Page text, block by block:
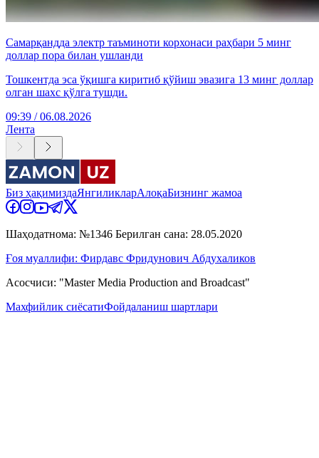
Самарқандда электр таъминоти корхонаси раҳбари 5 минг
доллар пора билан ушланди
Тошкентда эса ўқишга киритиб қўйиш эвазига 13 минг доллар
олган шахс қўлга тушди.
09:39 / 06.08.2026
Лента
Биз ҳақимиздаЯнгиликларАлоқаБизнинг жамоа
Шаҳодатнома: №1346 Берилган сана: 28.05.2020
Ғоя муаллифи: Фирдавс Фридунович Абдухаликов
Асосчиси: "Master Media Production and Broadcast"
Махфийлик сиёсатиФойдаланиш шартлари